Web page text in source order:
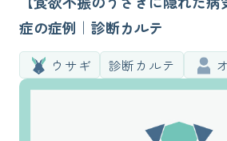
症の症例｜診断カルテ
ウサギ 診断カルテ